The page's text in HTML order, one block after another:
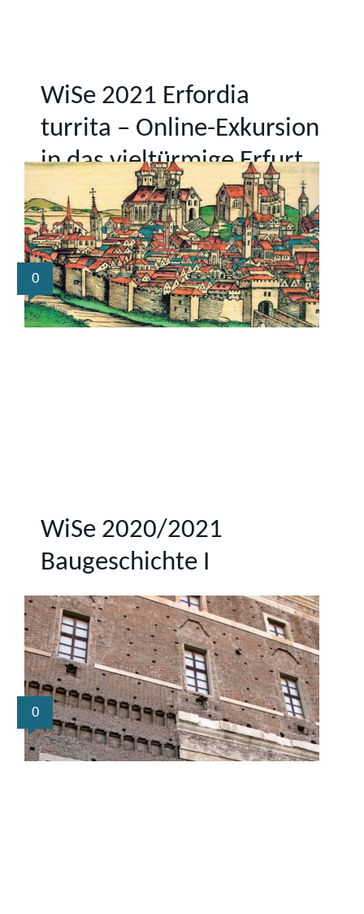
WiSe 2021 Erfordia
turrita – Online-Exkursion
in das vieltürmige Erfurt
0
WiSe 2020/2021
Baugeschichte I
0